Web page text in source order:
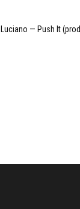
Luciano — Push It